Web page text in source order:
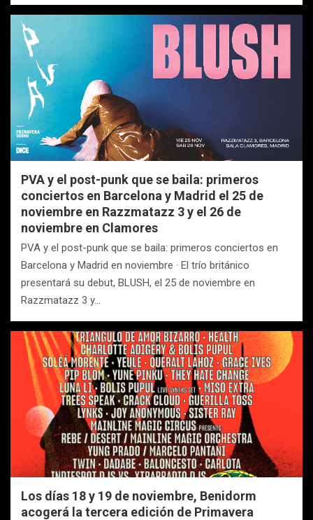
PVA y el post-punk que se baila: primeros
conciertos en Barcelona y Madrid el 25 de
noviembre en Razzmatazz 3 y el 26 de
noviembre en Clamores
PVA y el post-punk que se baila: primeros conciertos en
Barcelona y Madrid en noviembre · El trío británico
presentará su debut, BLUSH, el 25 de noviembre en
Razzmatazz 3 y…
Los días 18 y 19 de noviembre, Benidorm
acogerá la tercera edición de Primavera